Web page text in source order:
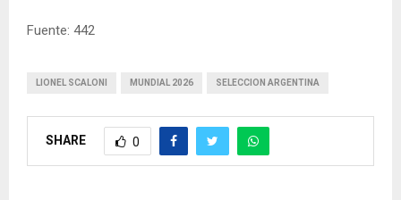
Fuente: 442
LIONEL SCALONI MUNDIAL 2026 SELECCION ARGENTINA
SHARE 0